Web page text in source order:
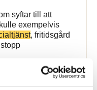
syftar till att
exempelvis
, fritidsgård